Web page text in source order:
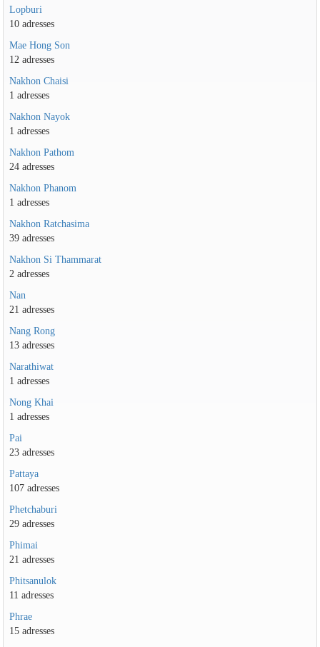
Lopburi
10 adresses
Mae Hong Son
12 adresses
Nakhon Chaisi
1 adresses
Nakhon Nayok
1 adresses
Nakhon Pathom
24 adresses
Nakhon Phanom
1 adresses
Nakhon Ratchasima
39 adresses
Nakhon Si Thammarat
2 adresses
Nan
21 adresses
Nang Rong
13 adresses
Narathiwat
1 adresses
Nong Khai
1 adresses
Pai
23 adresses
Pattaya
107 adresses
Phetchaburi
29 adresses
Phimai
21 adresses
Phitsanulok
11 adresses
Phrae
15 adresses